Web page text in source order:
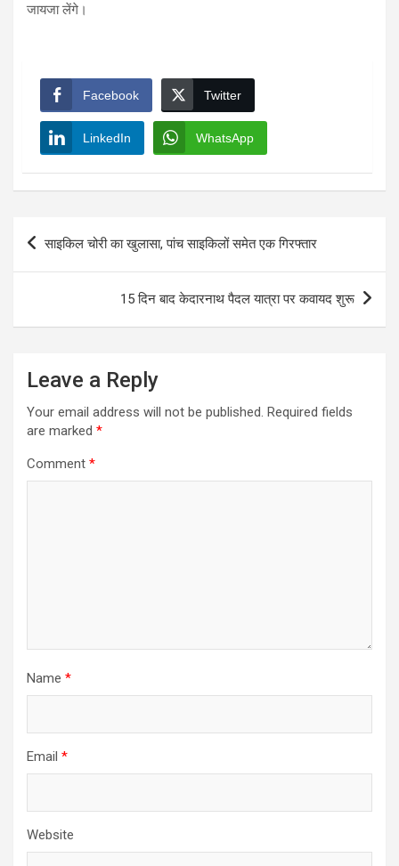
जायजा लेंगे।
Facebook Twitter
LinkedIn WhatsApp
Post
navigation
साइकिल चोरी का खुलासा, पांच साइकिलों समेत एक गिरफ्तार
15 दिन बाद केदारनाथ पैदल यात्रा पर कवायद शुरू
Leave a Reply
Your email address will not be published. Required fields
are marked *
Comment *
Name *
Email *
Website